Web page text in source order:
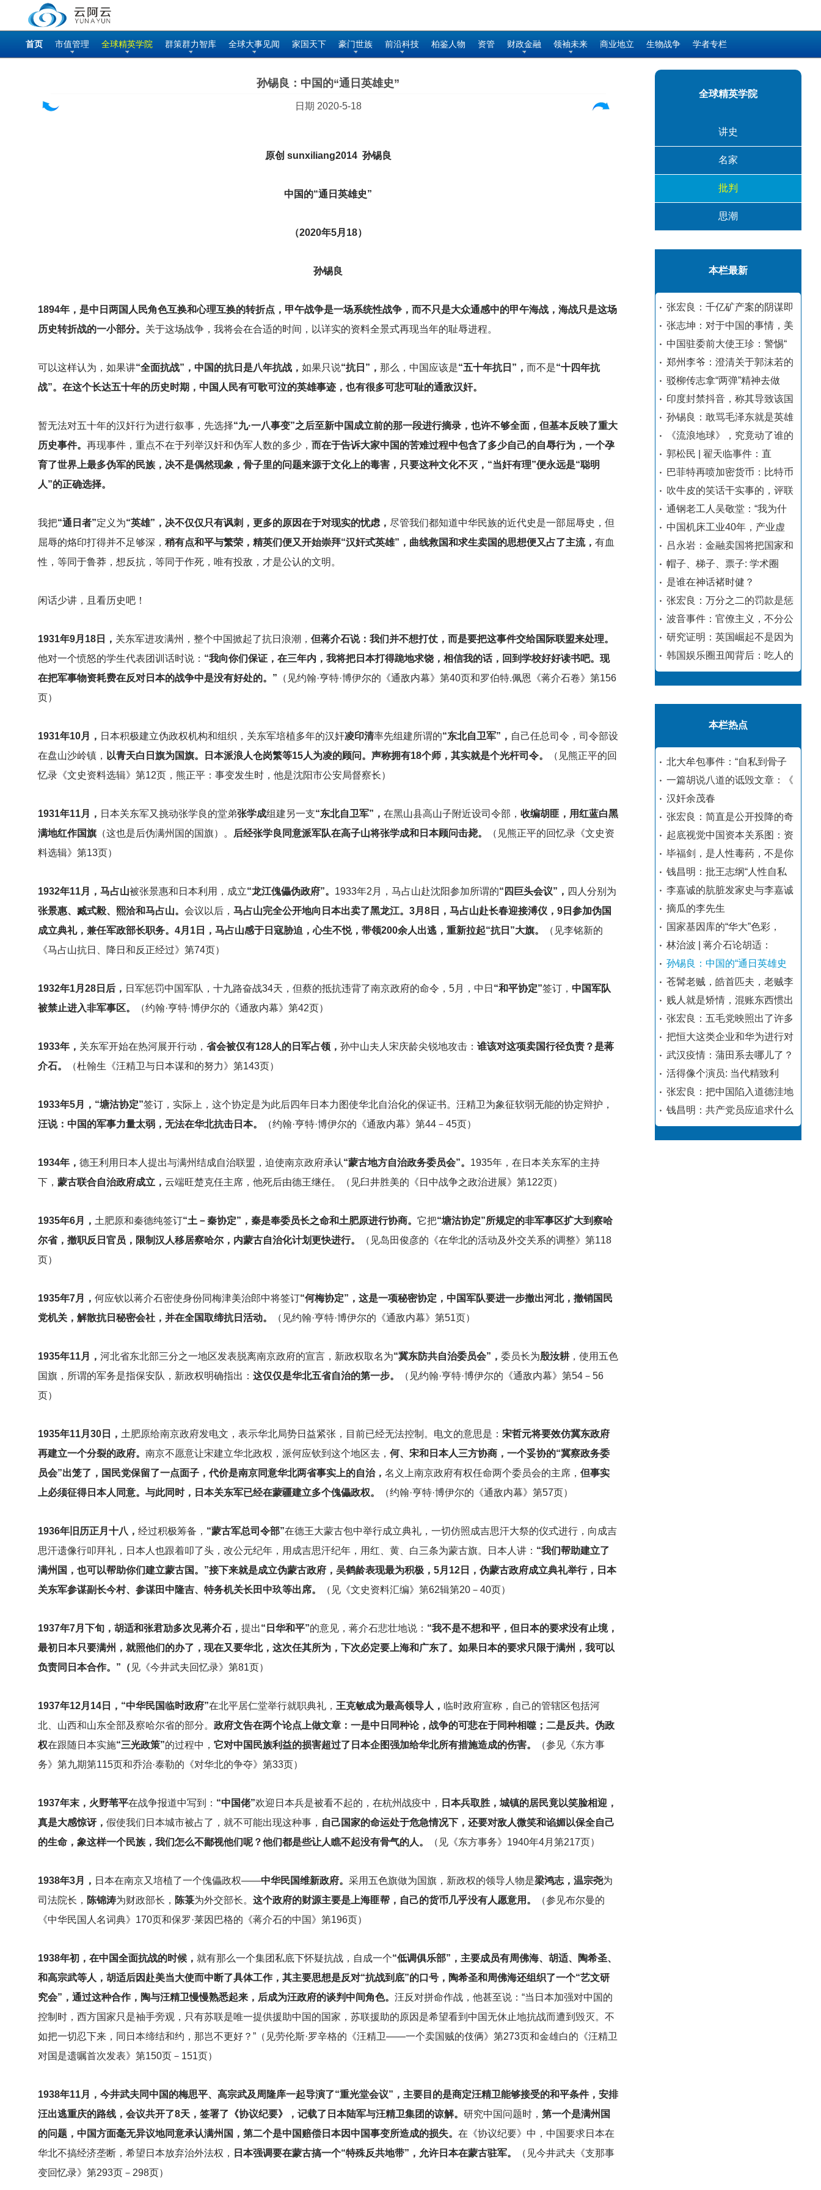
首页 市值管理 全球精英学院 群策群力智库 全球大事见闻 家国天下 豪门世族 前沿科技 柏鉴人物 资管 财政金融 领袖未来 商业地立 生物战争 学者专栏
孙锡良：中国的“通日英雄史”
日期 2020-5-18
原创 sunxiliang2014 孙锡良
中国的“通日英雄史”
（2020年5月18）
孙锡良
1894年，是中日两国人民角色互换和心理互换的转折点，甲午战争是一场系统性战争，而不只是大众通感中的甲午海战，海战只是这场
历史转折战的一小部分。 关于这场战争，我将会在合适的时间，以详实的资料全景式再现当年的耻辱进程。
可以这样认为，如果讲“全面抗战”，中国的抗日是八年抗战， 如果只说“抗日”， 那么，中国应该是“五十年抗日”， 而不是“十四年抗
战”。在这个长达五十年的历史时期，中国人民有可歌可泣的英雄事迹，也有很多可悲可耻的通敌汉奸。
暂无法对五十年的汉奸行为进行叙事，先选择“九·一八事变”之后至新中国成立前的那一段进行摘录，也许不够全面，但基本反映了重大
历史事件。 再现事件，重点不在于列举汉奸和伪军人数的多少， 而在于告诉大家中国的苦难过程中包含了多少自己的自辱行为，一个孕
育了世界上最多伪军的民族，决不是偶然现象，骨子里的问题来源于文化上的毒害，只要这种文化不灭，“当奸有理”便永远是“聪明
人”的正确选择。
我把“通日者”定义为“英雄”，决不仅仅只有讽刺，更多的原因在于对现实的忧虑， 尽管我们都知道中华民族的近代史是一部屈辱史，但
屈辱的烙印打得并不足够深， 稍有点和平与繁荣，精英们便又开始崇拜“汉奸式英雄”，曲线救国和求生卖国的思想便又占了主流， 有血
性，等同于鲁莽，想反抗，等同于作死，唯有投敌，才是公认的文明。
闲话少讲，且看历史吧！
1931年9月18日， 关东军进攻满州，整个中国掀起了抗日浪潮， 但蒋介石说：我们并不想打仗，而是要把这事件交给国际联盟来处理。
他对一个愤怒的学生代表团训话时说： “我向你们保证，在三年内，我将把日本打得跪地求饶，相信我的话，回到学校好好读书吧。现
在把军事物资耗费在反对日本的战争中是没有好处的。” （见约翰·亨特·博伊尔的《通敌内幕》第40页和罗伯特.佩恩《蒋介石卷》第156
页）
1931年10月， 日本积极建立伪政权机构和组织，关东军培植多年的汉奸凌印清率先组建所谓的“东北自卫军”， 自己任总司令，司令部设
在盘山沙岭镇， 以青天白日旗为国旗。日本派浪人仓岗繁等15人为凌的顾问。声称拥有18个师，其实就是个光杆司令。
（见熊正平的回
忆录《文史资料选辑》第12页，熊正平：事变发生时，他是沈阳市公安局督察长）
1931年11月， 日本关东军又挑动张学良的堂弟张学成组建另一支“东北自卫军”， 在黑山县高山子附近设司令部， 收编胡匪，用红蓝白黑
满地红作国旗 （这也是后伪满州国的国旗）。 后经张学良同意派军队在高子山将张学成和日本顾问击毙。
（见熊正平的回忆录《文史资
料选辑》第13页）
1932年11月，马占山被张景惠和日本利用，成立“龙江傀儡伪政府”。 1933年2月，马占山赴沈阳参加所谓的“四巨头会议”， 四人分别为
张景惠、臧式毅、熙洽和马占山。 会议以后， 马占山完全公开地向日本出卖了黑龙江。3月8日，马占山赴长春迎接溥仪，9日参加伪国
成立典礼，兼任军政部长职务。4月1日，马占山感于日寇胁迫，心生不悦，带领200余人出逃，重新拉起“抗日”大旗。
（见李铭新的
《马占山抗日、降日和反正经过》第74页）
1932年1月28日后， 日军惩罚中国军队，十九路奋战34天，但蔡的抵抗违背了南京政府的命令，5月，中日 “和平协定”签订， 中国军队
被禁止进入非军事区。
（约翰·亨特·博伊尔的《通敌内幕》第42页）
1933年， 关东军开始在热河展开行动， 省会被仅有128人的日军占领， 孙中山夫人宋庆龄尖锐地攻击： 谁该对这项卖国行径负责？是蒋
介石。
（杜翰生《汪精卫与日本谋和的努力》第143页）
1933年5月，“塘沽协定”签订，实际上，这个协定是为此后四年日本力图使华北自治化的保证书。汪精卫为象征软弱无能的协定辩护，
汪说：中国的军事力量太弱，无法在华北抗击日本。
（约翰·亨特·博伊尔的《通敌内幕》第44－45页）
1934年， 德王利用日本人提出与满州结成自治联盟，迫使南京政府承认“蒙古地方自治政务委员会”。 1935年，在日本关东军的主持
下， 蒙古联合自治政府成立， 云端旺楚克任主席，他死后由德王继任。（见臼井胜美的《日中战争之政治进展》第122页）
1935年6月， 土肥原和秦德纯签订“土－秦协定”，秦是奉委员长之命和土肥原进行协商。 它把“塘沽协定”所规定的非军事区扩大到察哈
尔省，撤职反日官员，限制汉人移居察哈尔，内蒙古自治化计划更快进行。
（见岛田俊彦的《在华北的活动及外交关系的调整》第118
页）
1935年7月， 何应钦以蒋介石密使身份同梅津美治郎中将签订“何梅协定”，这是一项秘密协定，中国军队要进一步撤出河北，撤销国民
党机关，解散抗日秘密会社，并在全国取缔抗日活动。
（见约翰·亨特·博伊尔的《通敌内幕》第51页）
1935年11月， 河北省东北部三分之一地区发表脱离南京政府的宣言，新政权取名为“冀东防共自治委员会”， 委员长为殷汝耕，使用五色
国旗，所谓的军务是指保安队，新政权明确指出： 这仅仅是华北五省自治的第一步。
（见约翰·亨特·博伊尔的《通敌内幕》第54－56
页）
1935年11月30日， 土肥原给南京政府发电文，表示华北局势日益紧张，目前已经无法控制。电文的意思是： 宋哲元将要效仿冀东政府
再建立一个分裂的政府。 南京不愿意让宋建立华北政权，派何应钦到这个地区去， 何、宋和日本人三方协商，一个妥协的“冀察政务委
员会”出笼了，国民党保留了一点面子，代价是南京同意华北两省事实上的自治， 名义上南京政府有权任命两个委员会的主席， 但事实
上必须征得日本人同意。与此同时，日本关东军已经在蒙疆建立多个傀儡政权。
（约翰·亨特·博伊尔的《通敌内幕》第57页）
1936年旧历正月十八， 经过积极筹备， “蒙古军总司令部”在德王大蒙古包中举行成立典礼，一切仿照成吉思汗大祭的仪式进行，向成吉
思汗遗像行叩拜礼，日本人也跟着叩了头，改公元纪年，用成吉思汗纪年，用红、黄、白三条为蒙古旗。日本人讲： “我们帮助建立了
满州国，也可以帮助你们建立蒙古国。”接下来就是成立伪蒙古政府，吴鹤龄表现最为积极，5月12日，伪蒙古政府成立典礼举行，日本
关东军参谋副长今村、参谋田中隆吉、特务机关长田中玖等出席。
（见《文史资料汇编》第62辑第20－40页）
1937年7月下旬，胡适和张君劢多次见蒋介石， 提出“日华和平”的意见，蒋介石悲壮地说： “我不是不想和平，但日本的要求没有止境，
最初日本只要满州，就照他们的办了，现在又要华北，这次任其所为，下次必定要上海和广东了。如果日本的要求只限于满州，我可以
负责同日本合作。”（ 见《今井武夫回忆录》第81页）
1937年12月14日，“中华民国临时政府”在北平居仁堂举行就职典礼， 王克敏成为最高领导人， 临时政府宣称，自己的管辖区包括河
北、山西和山东全部及察哈尔省的部分。 政府文告在两个论点上做文章：一是中日同种论，战争的可悲在于同种相噬；二是反共。伪政
权在跟随日本实施“三光政策”的过程中， 它对中国民族利益的损害超过了日本企图强加给华北所有措施造成的伤害。
（参见《东方事
务》第九期第115页和乔治·泰勒的《对华北的争夺》第33页）
1937年末，火野苇平在战争报道中写到： “中国佬”欢迎日本兵是被看不起的，在杭州战疫中，
日本兵取胜，城镇的居民竟以笑脸相迎，
真是大感惊讶， 假使我们日本城市被占了，就不可能出现这种事， 自己国家的命运处于危急情况下，还要对敌人微笑和谄媚以保全自己
的生命，象这样一个民族，我们怎么不鄙视他们呢？他们都是些让人瞧不起没有骨气的人。
（见《东方事务》1940年4月第217页）
1938年3月， 日本在南京又培植了一个傀儡政权——中华民国维新政府。 采用五色旗做为国旗，新政权的领导人物是梁鸿志，温宗尧为
司法院长， 陈锦涛为财政部长， 陈箓为外交部长。 这个政府的财源主要是上海匪帮，自己的货币几乎没有人愿意用。
（参见布尔曼的
《中华民国人名词典》170页和保罗·莱因巴格的《蒋介石的中国》第196页）
1938年初，在中国全面抗战的时候， 就有那么一个集团私底下怀疑抗战，自成一个“低调俱乐部”，主要成员有周佛海、胡适、陶希圣、
和高宗武等人，胡适后因赴美当大使而中断了具体工作，其主要思想是反对“抗战到底”的口号，陶希圣和周佛海还组织了一个“艺文研
究会”，通过这种合作，陶与汪精卫慢慢熟悉起来，后成为汪政府的谈判中间角色。 汪反对拼命作战，他甚至说：“当日本加强对中国的
控制时，西方国家只是袖手旁观，只有苏联是唯一提供援助中国的国家，苏联援助的原因是希望看到中国无休止地抗战而遭到毁灭。不
如把一切忍下来，同日本缔结和约，那岂不更好？”（见劳伦斯·罗辛格的《汪精卫——一个卖国贼的伎俩》第273页和金雄白的《汪精卫
对国是遗嘱首次发表》第150页－151页）
1938年11月，今井武夫同中国的梅思平、高宗武及周隆庠一起导演了“重光堂会议”，主要目的是商定汪精卫能够接受的和平条件，安排
汪出逃重庆的路线，会议共开了8天，签署了《协议纪要》，记载了日本陆军与汪精卫集团的谅解。 研究中国问题时， 第一个是满州国
的问题，中国方面毫无异议地同意承认满州国，第二个是中国赔偿日本因中国事变所造成的损失。 在《协议纪要》中，中国要求日本在
华北不搞经济垄断，希望日本放弃治外法权，
日本强调要在蒙古搞一个“特殊反共地带”，允许日本在蒙古驻军。
（见今井武夫《支那事
变回忆录》第293页－298页）
全球精英学院
讲史
名家
批判
思潮
本栏最新
张宏良：千亿矿产案的阴谋即
张志坤：对于中国的事情，美
中国驻委前大使王珍：警惕“
郑州李爷：澄清关于郭沫若的
驳柳传志拿“两弹”精神去做
印度封禁抖音，称其导致该国
孙锡良：敢骂毛泽东就是英雄
《流浪地球》，究竟动了谁的
郭松民 | 翟天临事件：直
巴菲特再喷加密货币：比特币
吹牛皮的笑话干实事的，评联
通钢老工人吴敬堂：“我为什
中国机床工业40年，产业虚
吕永岩：金融卖国将把国家和
帽子、梯子、票子: 学术圈
是谁在神话褚时健？
张宏良：万分之二的罚款是惩
波音事件：官僚主义，不分公
研究证明：英国崛起不是因为
韩国娱乐圈丑闻背后：吃人的
本栏热点
北大牟包事件：“自私到骨子
一篇胡说八道的诋毁文章：《
汉奸余茂春
张宏良：简直是公开投降的奇
起底视觉中国资本关系图：资
毕福剑，是人性毒药，不是你
钱昌明：批王志纲“人性自私
李嘉诚的肮脏发家史与李嘉诚
摘瓜的李先生
国家基因库的“华大”色彩，
林治波 | 蒋介石论胡适：
孙锡良：中国的“通日英雄史
苍髯老贼，皓首匹夫，老贼李
贱人就是矫情，混账东西惯出
张宏良：五毛党映照出了许多
把恒大这类企业和华为进行对
武汉疫情：蒲田系去哪儿了？
活得像个演员: 当代精致利
张宏良：把中国陷入道德洼地
钱昌明：共产党员应追求什么